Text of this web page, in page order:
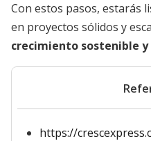
Con estos pasos, estarás
en proyectos sólidos y
crecimiento sostenible
https://